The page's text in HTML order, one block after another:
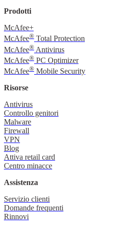
Prodotti
McAfee+
McAfee® Total Protection
McAfee® Antivirus
McAfee® PC Optimizer
McAfee® Mobile Security
Risorse
Antivirus
Controllo genitori
Malware
Firewall
VPN
Blog
Attiva retail card
Centro minacce
Assistenza
Servizio clienti
Domande frequenti
Rinnovi